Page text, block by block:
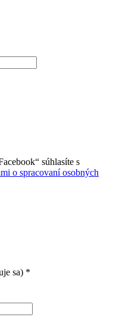
súhlasíte s
o spracovaní osobných
sa) *